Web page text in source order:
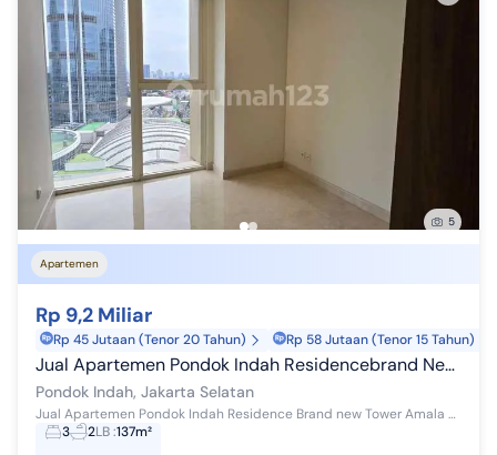
5
Apartemen
Rp 9,2 Miliar
Rp 45 Jutaan (Tenor 20 Tahun) Rp 58 Jutaan (Tenor 15 Tahun)
Jual Apartemen Pondok Indah Residencebrand New Tower Amala Jual Pondok Indah Residence Jakarta Selatan
Pondok Indah, Jakarta Selatan
Jual Apartemen Pondok Indah Residence Brand new Tower Amala Lantai Middle Size 156,81 m² ( 137 m² net size ) 3 Bedroom +1 2 Bathroom +1 City v...
3
2LB:137m²